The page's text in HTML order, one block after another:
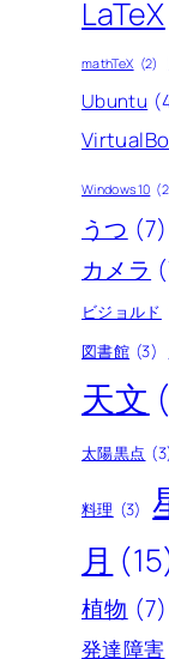
LaTeX
mathTeX (2)
Ubuntu
Windows10
うつ (7)
カメラ
ビジョルド
図書館 (3)
天文
太陽黒点
料理 (3)
月
植物 (7)
発達障害